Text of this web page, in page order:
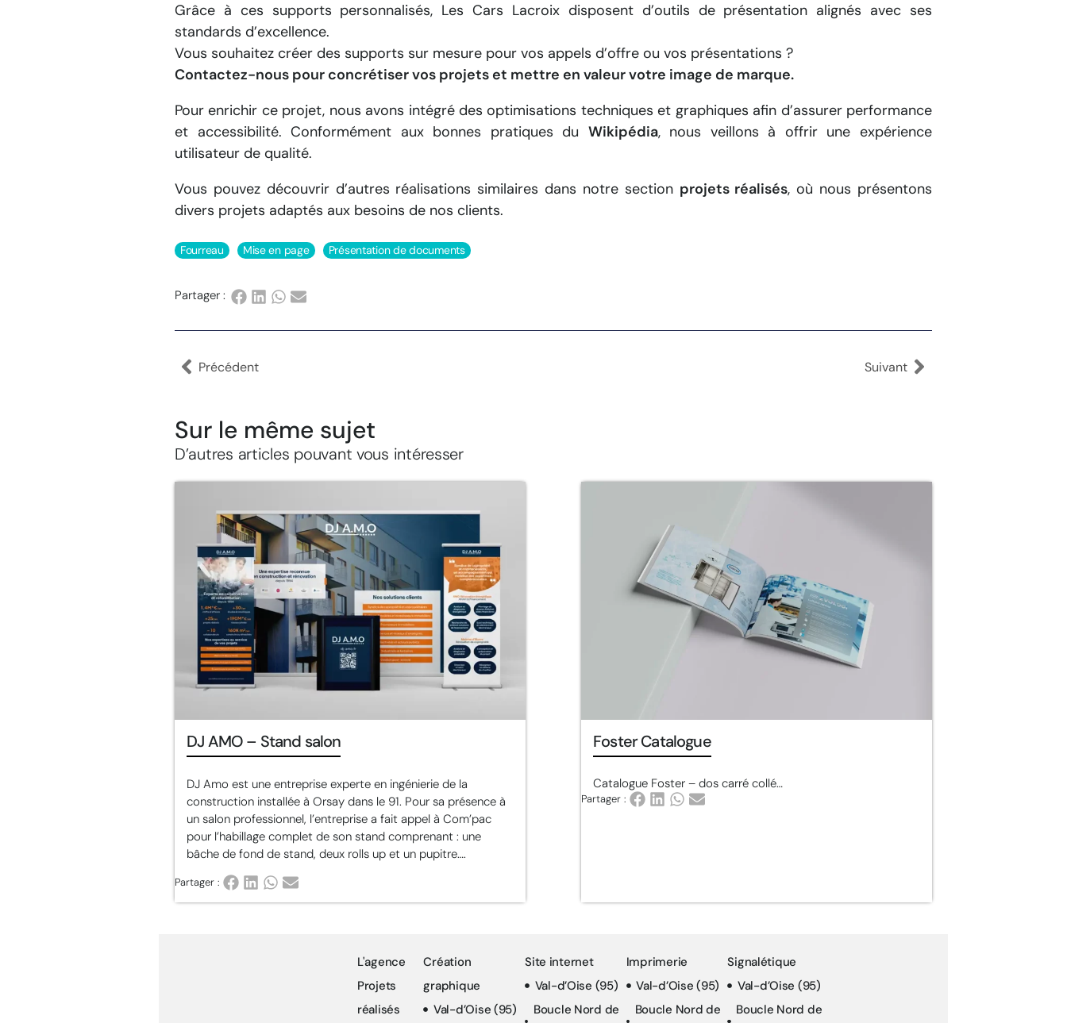
Grâce à ces supports personnalisés, Les Cars Lacroix disposent d’outils de présentation alignés avec ses
standards d’excellence.
Vous souhaitez créer des supports sur mesure pour vos appels d’offre ou vos présentations ?
Contactez-nous pour concrétiser vos projets et mettre en valeur votre image de marque.
Pour enrichir ce projet, nous avons intégré des optimisations techniques et graphiques afin d’assurer performance
et accessibilité. Conformément aux bonnes pratiques du Wikipédia, nous veillons à offrir une expérience
utilisateur de qualité.
Vous pouvez découvrir d’autres réalisations similaires dans notre section projets réalisés, où nous présentons
divers projets adaptés aux besoins de nos clients.
Fourreau Mise en page Présentation de documents
Partager :
Précédent Suivant
Sur le même sujet
D’autres articles pouvant vous intéresser
DJ AMO – Stand salon
DJ Amo est une entreprise experte en ingénierie de la
construction installée à Orsay dans le 91. Pour sa présence à
un salon professionnel, l’entreprise a fait appel à Com’pac
pour l’habillage complet de son stand comprenant : une
bâche de fond de stand, deux rolls up et un pupitre….
Partager :
Foster Catalogue
Catalogue Foster – dos carré collé…
Partager :
L'agence
Projets
réalisés
Création
graphique
Val-d’Oise (95)
Site internet
Val-d’Oise (95)
Boucle Nord de
Imprimerie
Val-d’Oise (95)
Boucle Nord de
Signalétique
Val-d’Oise (95)
Boucle Nord de